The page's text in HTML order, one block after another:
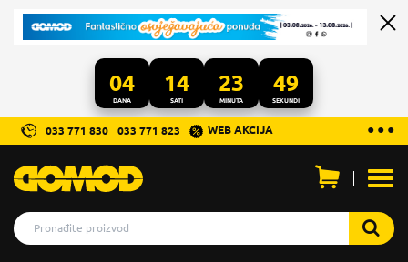
04
DANA
14
SATI
23
MINUTA
49
SEKUNDI
...
● ● ●
033 771 830 033 771 823 WEB AKCIJA